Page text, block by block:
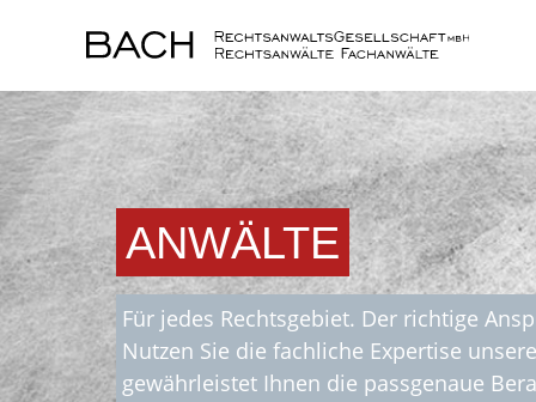
ANWÄLTE
Für jedes Rechtsgebiet. Der richtige
Nutzen Sie die fachliche Expertise
gewährleistet Ihnen die passgenaue